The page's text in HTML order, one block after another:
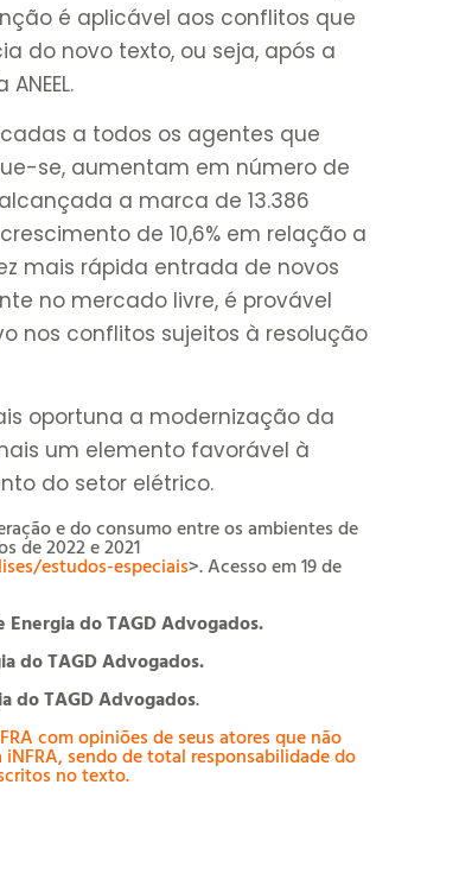
é aplicável aos conflitos que
do novo texto, ou seja, após a
a todos os agentes que
se, aumentam em número de
a marca de 13.386
de 10,6% em relação a
mais rápida entrada de novos
no mercado livre, é provável
nos conflitos sujeitos à resolução
oportuna a modernização da
um elemento favorável à
do setor elétrico.
e do consumo entre os ambientes de
de 2022 e 2021
estudos-especiais>. Acesso em 19 de
do TAGD Advogados.
do TAGD Advogados.
do TAGD Advogados.
com opiniões de seus atores que não
sendo de total responsabilidade do
no texto.